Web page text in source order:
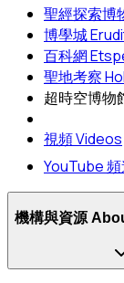
聖經探索博
博學城
百科網
聖地考察
超時空博物
視頻 Videos
YouTube
機構與資源